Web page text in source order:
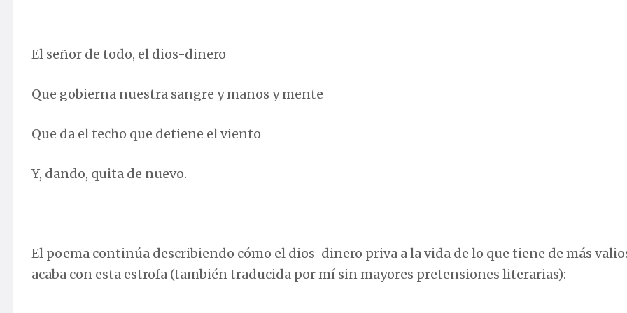
El señor de todo, el dios-dinero
Que gobierna nuestra sangre y manos y mente
Que da el techo que detiene el viento
Y, dando, quita de nuevo.
El poema continúa describiendo cómo el dios-dinero priva a la vida de lo que tiene de más
acaba con esta estrofa (también traducida por mí sin mayores pretensiones literarias):